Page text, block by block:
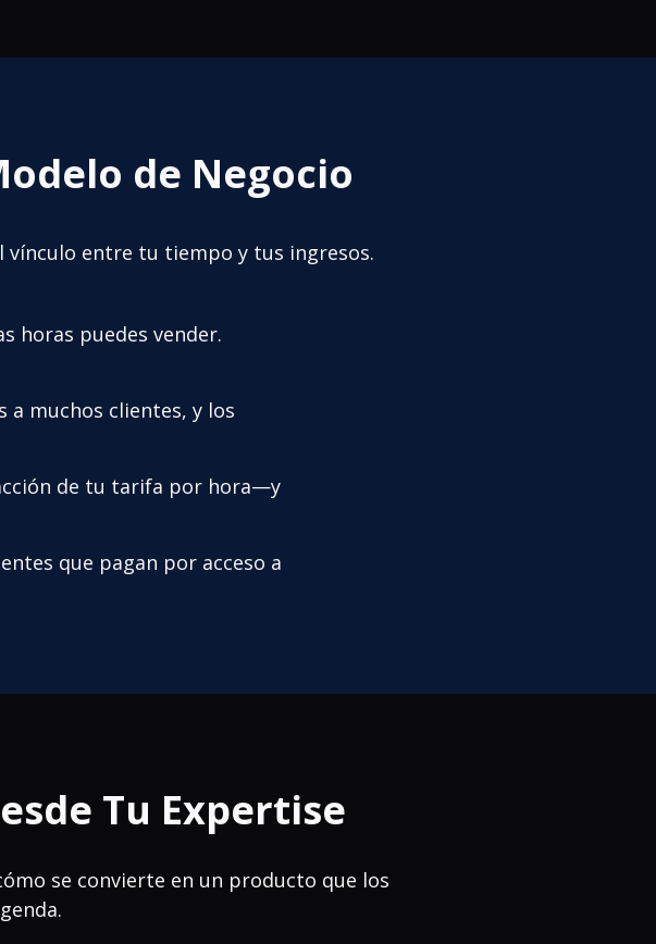
de Negocio
entre tu tiempo y tus ingresos.
horas puedes vender.
a muchos clientes, y los
de tu tarifa por hora—y
que pagan por acceso a
Tu Expertise
se convierte en un producto que los